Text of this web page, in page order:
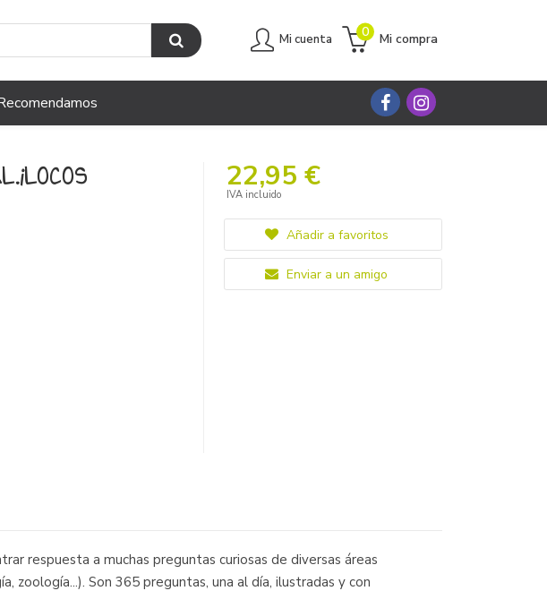
Mi cuenta Mi compra
0
22,95 €
IVA incluido
Añadir a favoritos
Enviar a un amigo
respuesta a muchas preguntas curiosas de diversas áreas
zoología...). Son 365 preguntas, una al día, ilustradas y con